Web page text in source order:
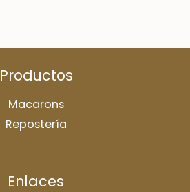
Productos
Macarons
Repostería
Enlaces